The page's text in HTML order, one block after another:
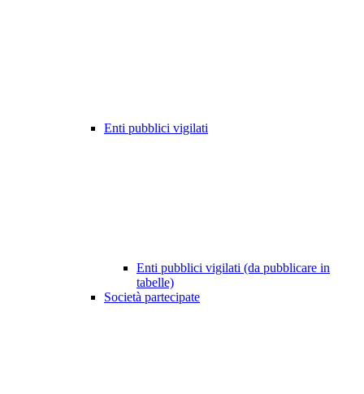
Enti pubblici vigilati
Enti pubblici vigilati (da pubblicare in
tabelle)
Società partecipate